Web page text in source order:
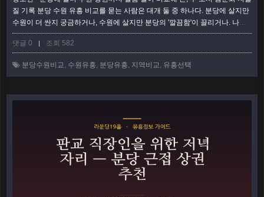
질 기록 분당 수원 유흥 비교를 묻는 사람은 대개 둘 중 하나다. 분당에 살지만
수원이 더 싼지 궁금하거나, 수원에 살지만 분당의 '깔끔함'이 끌리거나. 나는
두 도시를 오가며 상권을 밟아 봤고, 결론은 '어디가 더 좋다'가 아니라 '무엇을
우선하느냐'였다. 이 글은 가격·분위기·접근성·상권 밀도를 표로 마주 세운 뒤,
표 항목분당 (정자·서현·야탑)수원 (인계·수원역권) …더보기
댓글 0 | 조회 582
분당수원비교, 수원유흥, 분당유흥, 지역비교, 유흥선택